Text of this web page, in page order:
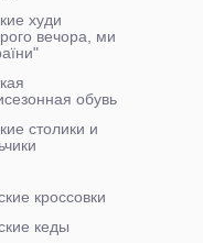
худи
вечора, ми
обувь
столики и
кроссовки
кеды